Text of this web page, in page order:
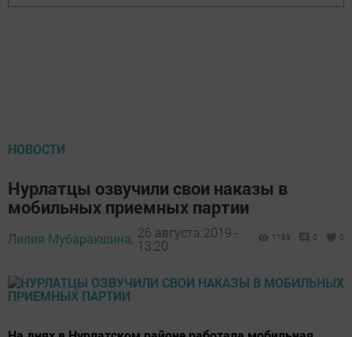
НОВОСТИ
Нурлатцы озвучили свои наказы в
мобильных приемных партии
Лилия Мубаракшина, 26 августа 2019 -
13:20
1188 0 0